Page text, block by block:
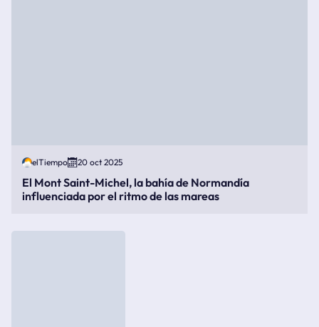
elTiempo 20 oct 2025
El Mont Saint-Michel, la bahía de Normandía
influenciada por el ritmo de las mareas